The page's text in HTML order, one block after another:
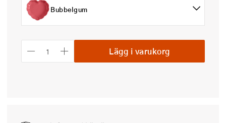
Bubbelgum
Lägg i varukorg